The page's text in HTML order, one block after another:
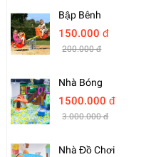
Bập Bênh
150.000 đ
200.000 đ
Nhà Bóng
1500.000 đ
3.000.000 đ
Nhà Đồ Chơi